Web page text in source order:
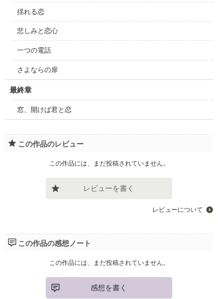
揺れる恋
悲しみと恋心
一つの電話
さよならの扉
最終章
窓、開けば君と恋
この作品のレビュー
この作品には、まだ投稿されていません。
レビューを書く
レビューについて
この作品の感想ノート
この作品には、まだ投稿されていません。
感想を書く